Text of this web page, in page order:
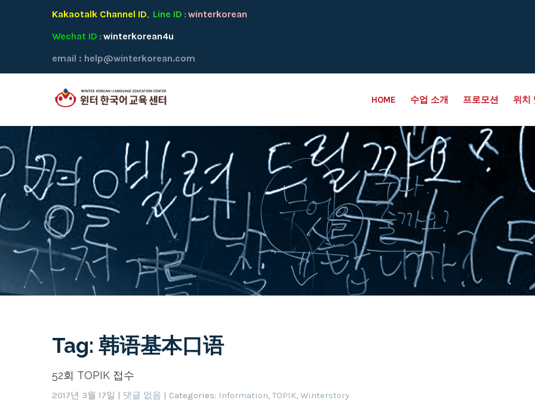
Kakaotalk Channel ID, Line ID : winterkorean
Wechat ID : winterkorean4u
email : help@winterkorean.com
HOME 수업 소개 프로모션 위치
Tag: 韩语基本口语
52회 TOPIK 접수
2017년 3월 17일 | 댓글 없음 | Categories: Information,TOPIK, Winterstory